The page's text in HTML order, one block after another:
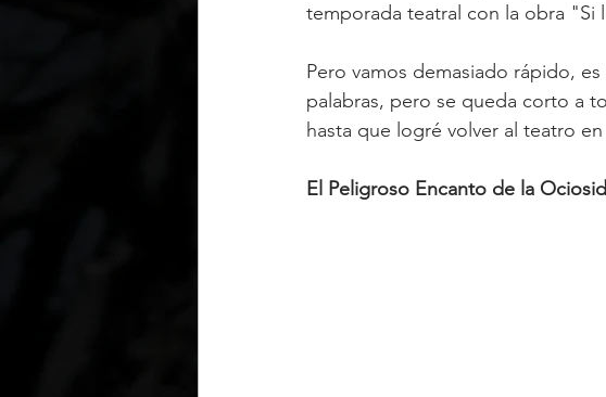
temporada teatral con la obra "Si
Pero vamos demasiado rápido,
palabras, pero se queda corto a
hasta que logré volver al teatro
El Peligroso Encanto de la